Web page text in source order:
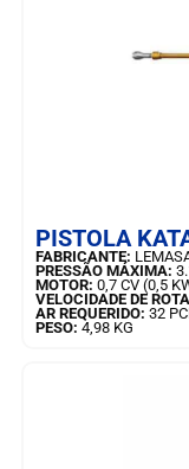
PISTOLA
FABRICANTE:
PRESSÃO MÁXIMA:
MOTOR: 0,7 CV (0,5
VELOCIDADE DE
AR REQUERIDO: 32
PESO: 4,98 KG